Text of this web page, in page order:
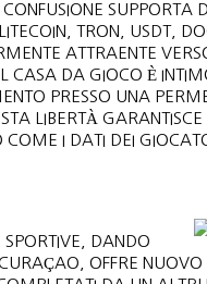
SUPPORTA
TRON, USDT,
ATTRAENTE
CASA DA GIOCO È
PRESSO UNA
LIBERTÀ GARANTISCE
COME I DATI DEI
SPORTIVE, DANDO
OFFRE